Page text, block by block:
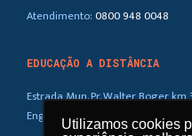
Utilizamos cookies
Utilizamos cookies
Atendimento:0800 948 0048
EDUCAÇÃO A DISTÂNCIA
Estrada Mun. Pr. Walter Boger,
Eng. Coelho – SP